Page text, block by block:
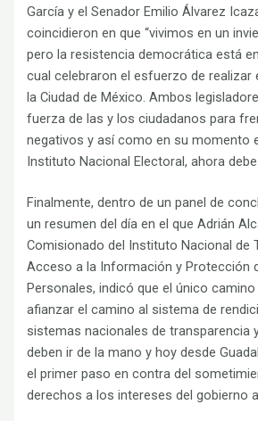
García y el Senador Emilio Álvarez
coincidieron en que “vivimos en un
pero la resistencia democrática está
cual celebraron el esfuerzo de
la Ciudad de México. Ambos
fuerza de las y los ciudadanos para
negativos y así como en su momento
Instituto Nacional Electoral, ahora
Finalmente, dentro de un panel de
un resumen del día en el que Adrián
Comisionado del Instituto Nacional de
Acceso a la Información y Protección
Personales, indicó que el único
afianzar el camino al sistema de
sistemas nacionales de transparencia
deben ir de la mano y hoy desde
el primer paso en contra del
derechos a los intereses del gobierno